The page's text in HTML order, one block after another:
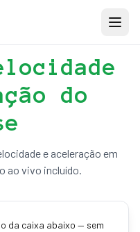
do
e aceleração em
ao vivo incluído.
da caixa abaixo — sem